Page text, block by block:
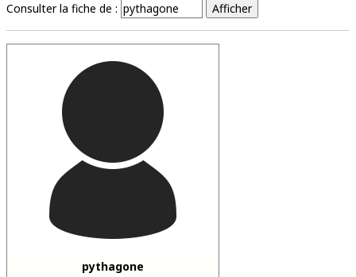
Consulter la fiche de :
pythagone